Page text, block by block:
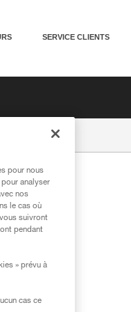
SERVICE CLIENTS
pour nous
analyser
nos
le cas où
suivront
pendant
» prévu à
cas ce